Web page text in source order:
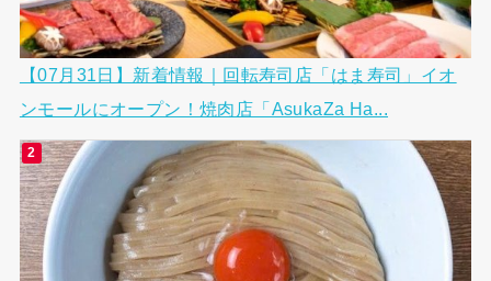
【07月31日】新着情報｜回転寿司店「はま寿司」イオ
ンモールにオープン！焼肉店「AsukaZa Ha...